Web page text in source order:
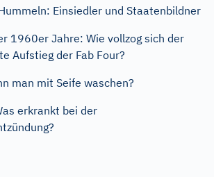
Einsiedler und Staatenbildner
1960er Jahre: Wie vollzog sich der
Aufstieg der Fab Four?
man mit Seife waschen?
erkrankt bei der